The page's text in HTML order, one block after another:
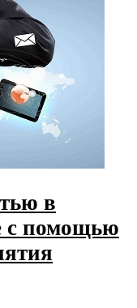
в
с помощью